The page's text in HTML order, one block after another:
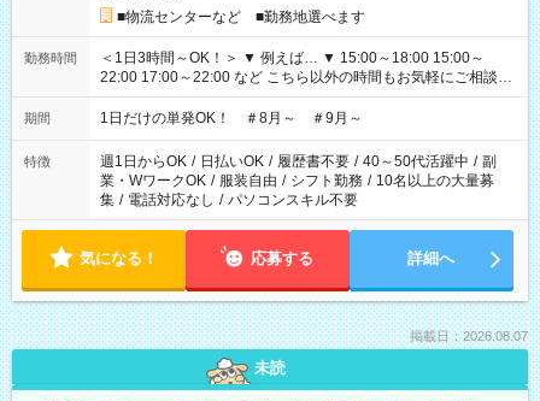
■物流センターなど ■勤務地選べます
勤務時間
＜1日3時間～OK！＞ ▼ 例えば… ▼ 15:00～18:00 15:00～
22:00 17:00～22:00 など こちら以外の時間もお気軽にご相談く
ださい！
期間 1日だけの単発OK！ ＃8月～ ＃9月～
特徴 週1日からOK / 日払いOK / 履歴書不要 / 40～50代活躍中 / 副
業・WワークOK / 服装自由 / シフト勤務 / 10名以上の大量募
集 / 電話対応なし / パソコンスキル不要
気になる！ 応募する 詳細へ
掲載日：2026.08.07
未読